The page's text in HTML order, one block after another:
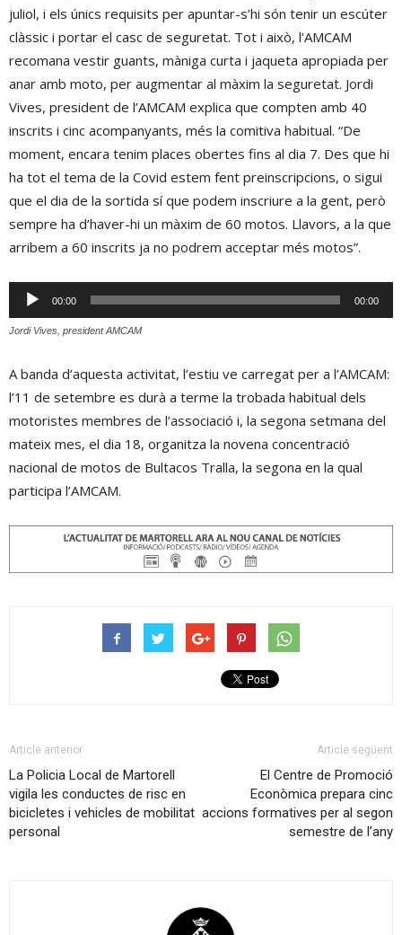
juliol, i els únics requisits per apuntar-s’hi són tenir un escúter
clàssic i portar el casc de seguretat. Tot i això, l’AMCAM
recomana vestir guants, màniga curta i jaqueta apropiada per
anar amb moto, per augmentar al màxim la seguretat. Jordi
Vives, president de l’AMCAM explica que compten amb 40
inscrits i cinc acompanyants, més la comitiva habitual. “De
moment, encara tenim places obertes fins al dia 7. Des que hi
ha tot el tema de la Covid estem fent preinscripcions, o sigui
que el dia de la sortida sí que podem inscriure a la gent, però
sempre ha d’haver-hi un màxim de 60 motos. Llavors, a la que
arribem a 60 inscrits ja no podrem acceptar més motos”.
Reproductor
d'àudio
00:00 00:00
Jordi Vives, president AMCAM
A banda d’aquesta activitat, l’estiu ve carregat per a l’AMCAM:
l’11 de setembre es durà a terme la trobada habitual dels
motoristes membres de l’associació i, la segona setmana del
mateix mes, el dia 18, organitza la novena concentració
nacional de motos de Bultacos Tralla, la segona en la qual
participa l’AMCAM.
Article anterior
La Policia Local de Martorell
vigila les conductes de risc en
bicicletes i vehicles de mobilitat
personal
Article següent
El Centre de Promoció
Econòmica prepara cinc
accions formatives per al segon
semestre de l’any